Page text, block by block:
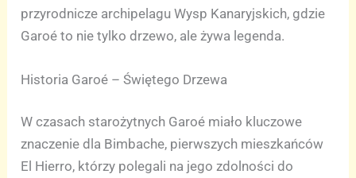
przyrodnicze archipelagu Wysp Kanaryjskich, gdzie
Garoé to nie tylko drzewo, ale żywa legenda.
Historia Garoé – Świętego Drzewa
W czasach starożytnych Garoé miało kluczowe
znaczenie dla Bimbache, pierwszych mieszkańców
El Hierro, którzy polegali na jego zdolności do